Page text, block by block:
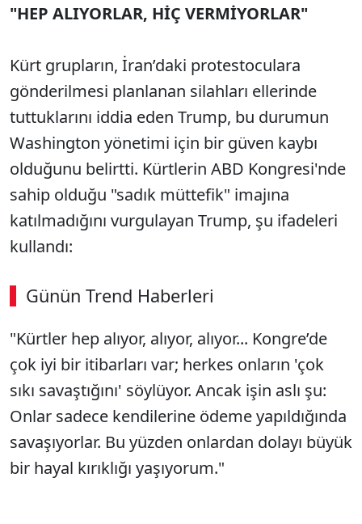
"HEP ALIYORLAR, HİÇ VERMİYORLAR"
Kürt grupların, İran’daki protestoculara
gönderilmesi planlanan silahları ellerinde
tuttuklarını iddia eden Trump, bu durumun
Washington yönetimi için bir güven kaybı
olduğunu belirtti. Kürtlerin ABD Kongresi'nde
sahip olduğu "sadık müttefik" imajına
katılmadığını vurgulayan Trump, şu ifadeleri
kullandı:
Günün Trend Haberleri
SÖZCÜ SON DAKİKA
"Kürtler hep alıyor, alıyor, alıyor... Kongre’de
çok iyi bir itibarları var; herkes onların 'çok
sıkı savaştığını' söylüyor. Ancak işin aslı şu:
Onlar sadece kendilerine ödeme yapıldığında
savaşıyorlar. Bu yüzden onlardan dolayı büyük
bir hayal kırıklığı yaşıyorum."